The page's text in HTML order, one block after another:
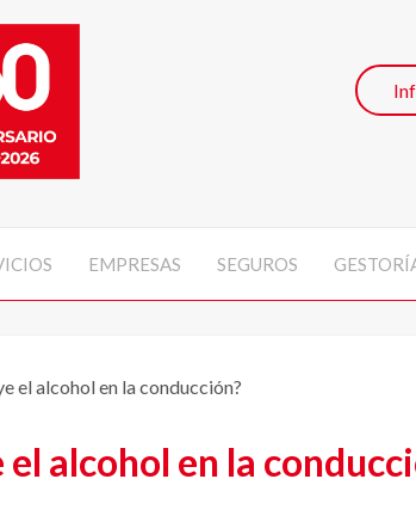
EMPRESAS SEGUROS
el alcohol en la conducción?
alcohol en la